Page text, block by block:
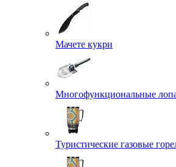
Мачете кукри
Многофункциональные
Туристические газовые